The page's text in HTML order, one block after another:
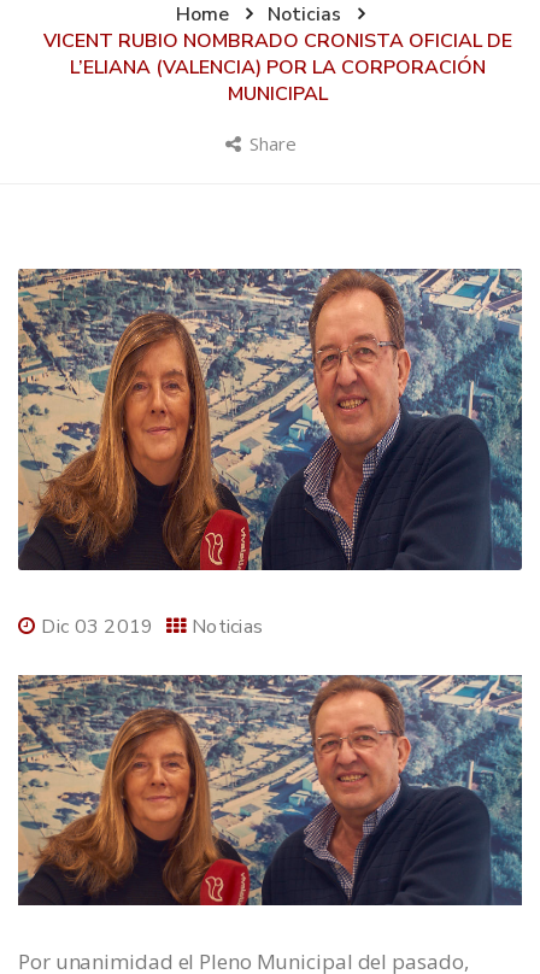
Home
Noticias
VICENT RUBIO NOMBRADO CRONISTA OFICIAL DE
L’ELIANA (VALENCIA) POR LA CORPORACIÓN
MUNICIPAL
Share
Dic 03 2019 Noticias
Por unanimidad el Pleno Municipal del pasado,